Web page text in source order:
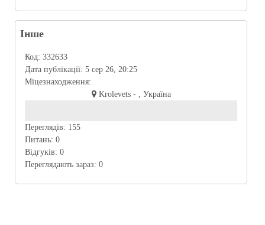
Інше
Код: 332633
Дата публікації: 5 сер 26, 20:25
Міцезнаходження:
Krolevets - , Україна
Переглядів: 155
Питань: 0
Відгуків: 0
Переглядають зараз: 0